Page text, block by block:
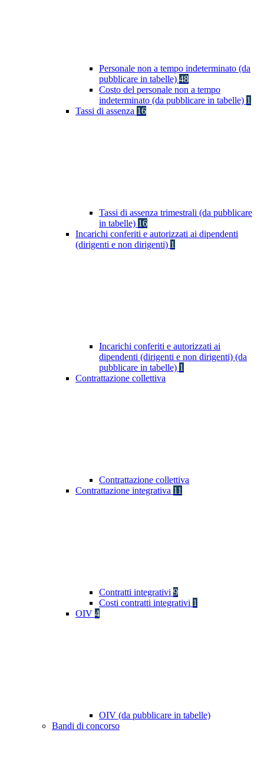
Personale non a tempo indeterminato (da
pubblicare in tabelle) 48
Costo del personale non a tempo
indeterminato (da pubblicare in tabelle) 1
Tassi di assenza 16
Tassi di assenza trimestrali (da pubblicare
in tabelle) 16
Incarichi conferiti e autorizzati ai dipendenti
(dirigenti e non dirigenti) 1
Incarichi conferiti e autorizzati ai
dipendenti (dirigenti e non dirigenti) (da
pubblicare in tabelle) 1
Contrattazione collettiva
Contrattazione collettiva
Contrattazione integrativa 11
Contratti integrativi 9
Costi contratti integrativi 1
OIV 4
OIV (da pubblicare in tabelle)
Bandi di concorso